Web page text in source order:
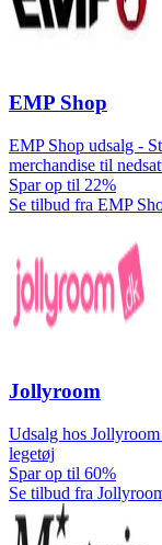
EMP Shop
EMP Shop udsalg -
merchandise til
Spar op til 22%
Se tilbud fra EMP
Jollyroom
Udsalg hos
legetøj
Spar op til 60%
Se tilbud fra